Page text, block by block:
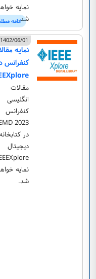
ادامه
نمایه
شد.
1402/06/01
نمایه
کنفرانس
مقالات
انگلیسی
کنفرانس
2023
در
دیجیتال
نمایه
شد.